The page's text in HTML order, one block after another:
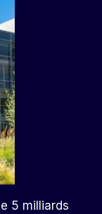
5 milliards